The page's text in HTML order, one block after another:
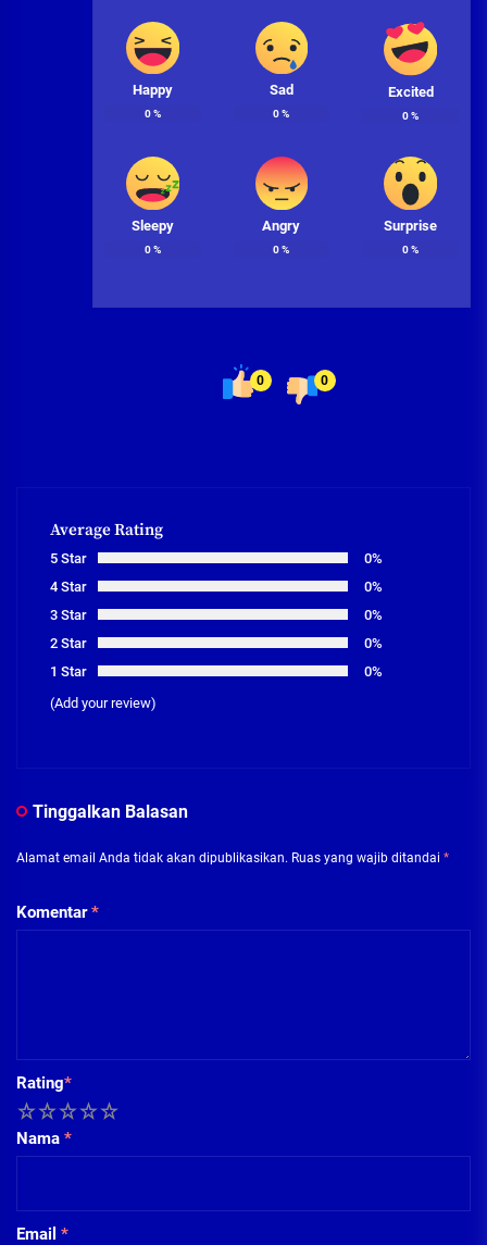
Happy
0%
Sad
0%
Excited
0%
Sleepy
0%
Angry
0%
Surprise
0%
0 0
Average Rating
5 Star
0%
4 Star
0%
3 Star
0%
2 Star
0%
1 Star
0%
(Add your review)
Tinggalkan Balasan
Alamat email Anda tidak akan dipublikasikan. Ruas yang wajib ditandai *
Komentar*
Rating*
5
4
3
2
Nama *
Email *